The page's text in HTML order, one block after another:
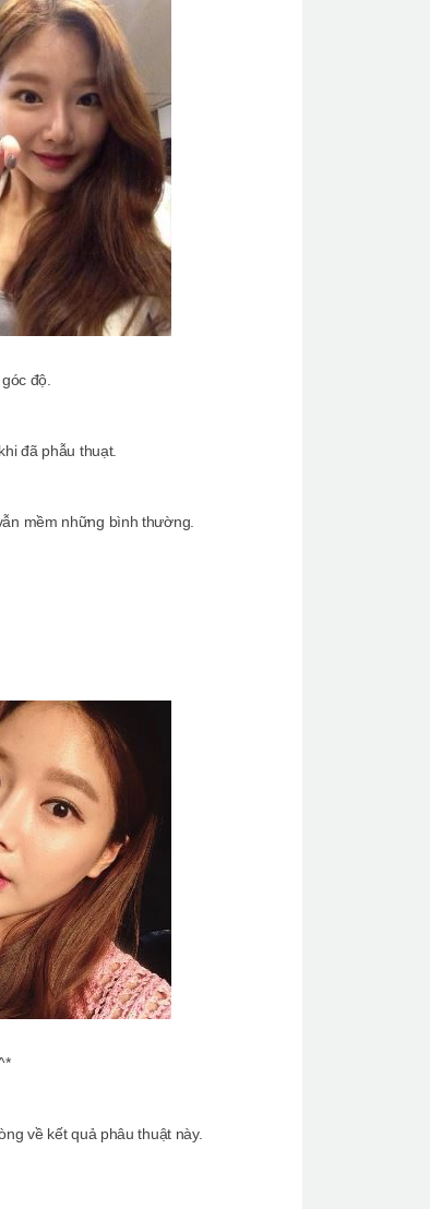
độ.
đã phẫu thuạt.
mềm những bình thường.
về kết quả phâu thuật này.